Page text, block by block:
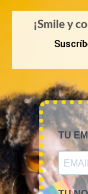
KILOS
10KG – 20KG
Levis
240,00€ (sin
¡Smile y
TU